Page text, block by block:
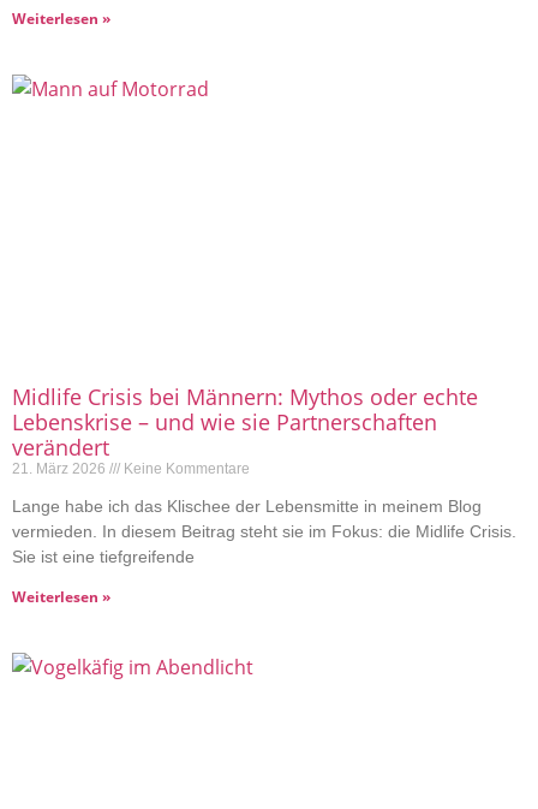
Weiterlesen »
Midlife Crisis bei Männern: Mythos oder echte
Lebenskrise – und wie sie Partnerschaften
verändert
21. März 2026 Keine Kommentare
Lange habe ich das Klischee der Lebensmitte in meinem Blog
vermieden. In diesem Beitrag steht sie im Fokus: die Midlife Crisis.
Sie ist eine tiefgreifende
Weiterlesen »